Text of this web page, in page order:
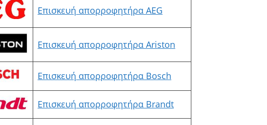
Επισκευή απορροφητήρα AEG
Επισκευή απορροφητήρα Ariston
Επισκευή απορροφητήρα Bosch
Επισκευή απορροφητήρα Brandt